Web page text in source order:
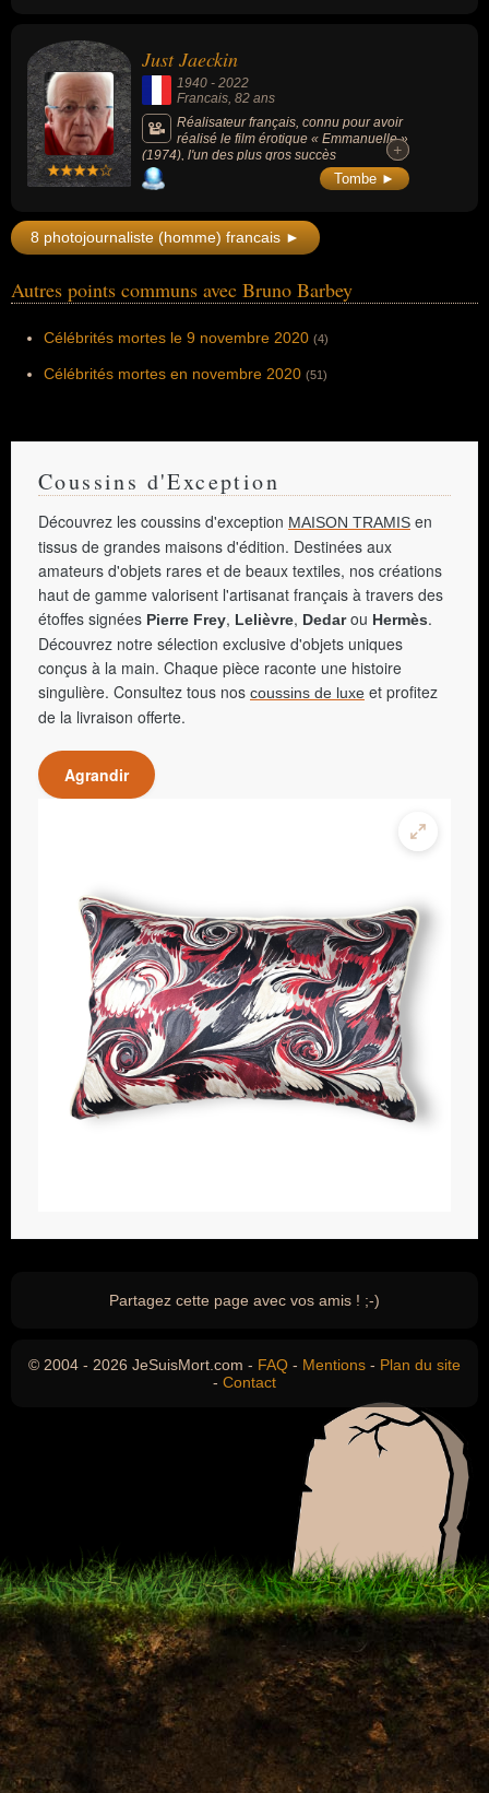
Just Jaeckin
1940 - 2022
Francais , 82 ans
Réalisateur français, connu pour avoir
réalisé le film érotique « Emmanuelle »
(1974), l'un des plus gros succès
international du cinéma français et l'un des
longs métrages les plus longtemps resté à
(1975, érotique), et à nouveau avec Sylvia
Kristel, « L’Amant de Lady Chatterley »
(1981, érotique).
+
+
Tombe ►
8 photojournaliste (homme) francais ►
Autres points communs avec Bruno Barbey
Célébrités mortes le 9 novembre 2020 (4)
Célébrités mortes en novembre 2020 (51)
Coussins d'Exception
Découvrez les coussins d'exception MAISON TRAMIS en
tissus de grandes maisons d'édition. Destinées aux
amateurs d'objets rares et de beaux textiles, nos créations
haut de gamme valorisent l'artisanat français à travers des
étoffes signées Pierre Frey, Lelièvre, Dedarou Hermès.
Découvrez notre sélection exclusive d'objets uniques
conçus à la main. Chaque pièce raconte une histoire
singulière. Consultez tous nos coussins de luxe et profitez
de la livraison offerte.
Agrandir
Partagez cette page avec vos amis ! ;-)
© 2004 - 2026 JeSuisMort.com - FAQ - Mentions - Plan du site
- Contact